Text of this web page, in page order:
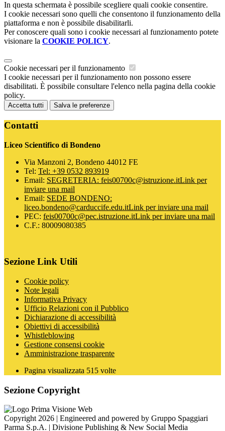
In questa schermata è possibile scegliere quali cookie consentire.
I cookie necessari sono quelli che consentono il funzionamento della
piattaforma e non è possibile disabilitarli.
Per conoscere quali sono i cookie necessari al funzionamento potete
visionare la COOKIE POLICY.
Cookie necessari per il funzionamento
I cookie necessari per il funzionamento non possono essere
disabilitati. È possibile consultare l'elenco nella pagina della cookie
policy.
Accetta tutti Salva le preferenze
Contatti
Liceo Scientifico di Bondeno
Via Manzoni 2, Bondeno 44012 FE
Tel: Tel: +39 0532 893919
Email: SEGRETERIA: feis00700c@istruzione.itLink per
inviare una mail
Email: SEDE BONDENO:
liceo.bondeno@carduccife.edu.itLink per inviare una mail
PEC: feis00700c@pec.istruzione.itLink per inviare una mail
C.F.: 80009080385
Sezione Link Utili
Cookie policy
Note legali
Informativa Privacy
Ufficio Relazioni con il Pubblico
Dichiarazione di accessibilità
Obiettivi di accessibilità
Whistleblowing
Gestione consensi cookie
Amministrazione trasparente
Pagina visualizzata 515 volte
Sezione Copyright
Copyright 2026 | Engineered and powered by Gruppo Spaggiari
Parma S.p.A. | Divisione Publishing & New Social Media